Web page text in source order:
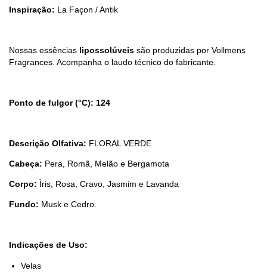
Inspiração: La Façon / Antik
Nossas essências lipossolúveis são produzidas por Vollmens
Fragrances. Acompanha o laudo técnico do fabricante.
Ponto de fulgor (°C): 124
Descrição Olfativa: FLORAL VERDE
Cabeça: Pera, Romã, Melão e Bergamota
Corpo: Ìris, Rosa, Cravo, Jasmim e Lavanda
Fundo: Musk e Cedro.
Indicações de Uso:
Velas